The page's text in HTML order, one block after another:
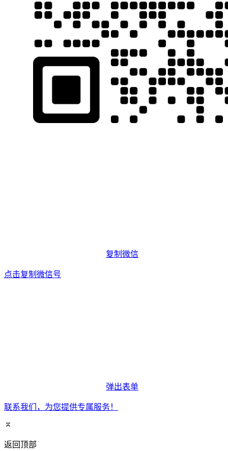
复制微信
点击复制微信号
弹出表单
联系我们，为您提供专属服务！
返回顶部